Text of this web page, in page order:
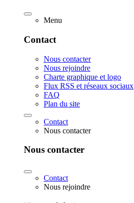
Menu
Contact
Nous contacter
Nous rejoindre
Charte graphique et logo
Flux RSS et réseaux sociaux
FAQ
Plan du site
Contact
Nous contacter
Nous contacter
Contact
Nous rejoindre